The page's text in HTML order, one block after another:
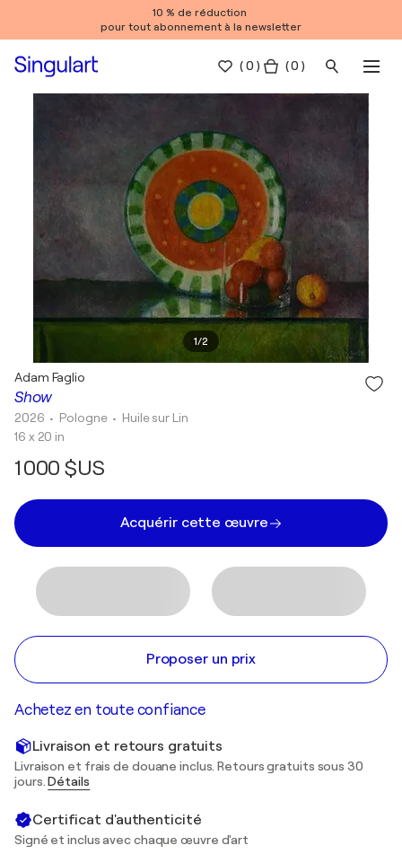
10 % de réduction
pour tout abonnement à la newsletter
(0 ) ( 0 )
1/2
Show
Adam Faglio
2026 • Pologne • Huile sur Lin
16 x 20 in
1 000 $US
Acquérir cette œuvre
Proposer un prix
Achetez en toute confiance
Livraison et retours gratuits
Livraison et frais de douane inclus. Retours gratuits sous 30
jours.Détails
Certificat d'authenticité
Signé et inclus avec chaque œuvre d'art